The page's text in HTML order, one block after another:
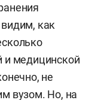
как
и медицинской
не
вузом. Но, на